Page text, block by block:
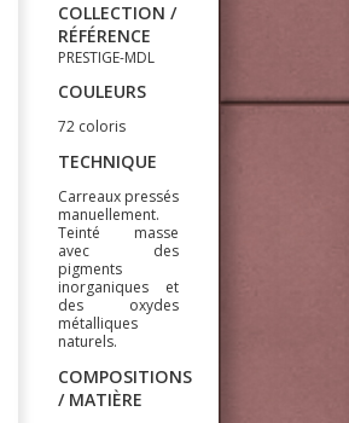
COLLECTION /
RÉFÉRENCE
PRESTIGE-MDL
COULEURS
72 coloris
TECHNIQUE
Carreaux pressés
manuellement.
Teinté masse
avec des
pigments
inorganiques et
des oxydes
métalliques
naturels.
COMPOSITIONS
/ MATIÈRE